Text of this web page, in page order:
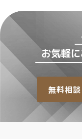
お気軽
無料相